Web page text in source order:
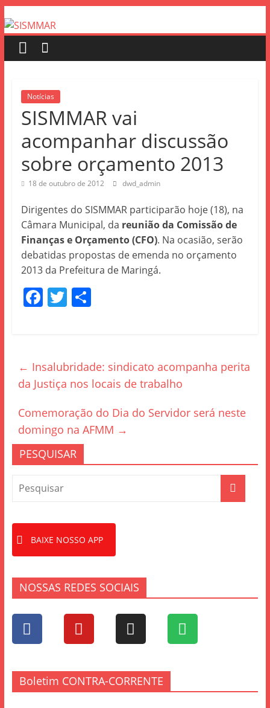
Notícias
SISMMAR vai
acompanhar discussão
sobre orçamento 2013
18 de outubro de 2012 dwd_admin
Dirigentes do SISMMAR participarão hoje (18), na
Câmara Municipal, da reunião da Comissão de
Finanças e Orçamento (CFO). Na ocasião, serão
debatidas propostas de emenda no orçamento
2013 da Prefeitura de Maringá.
F
b
o
o
k
T S
← Insalubridade: sindicato acompanha perita
da Justiça nos locais de trabalho
Comemoração do Dia do Servidor será neste
domingo na AFMM →
PESQUISAR
BAIXE NOSSO APP
NOSSAS REDES SOCIAIS
Boletim CONTRA-CORRENTE